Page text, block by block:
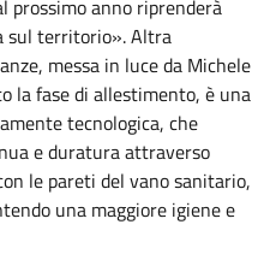
prossimo anno riprenderà
sul territorio». Altra
messa in luce da Michele
la fase di allestimento, è una
tecnologica, che
e duratura attraverso
le pareti del vano sanitario,
una maggiore igiene e